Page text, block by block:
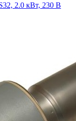
2.0 кВт, 230 В